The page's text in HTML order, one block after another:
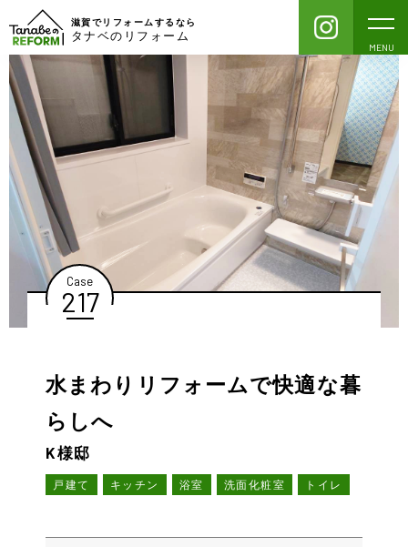
滋賀でリフォームするなら
タナベのリフォーム
MENU
Case
217
水まわりリフォームで快適な暮
らしへ
K様邸
戸建て キッチン 浴室 洗面化粧室 トイレ